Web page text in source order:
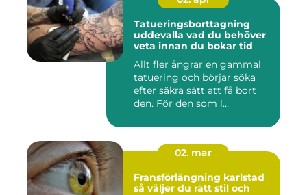
Tatueringsborttagning
uddevalla vad du behöver
veta innan du bokar tid
Allt fler ångrar en gammal
tatuering och börjar söka
efter säkra sätt att få bort
den. För den som l...
02. mar
Fransförlängning karlstad
så väljer du rätt stil och